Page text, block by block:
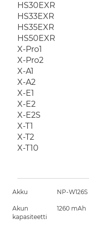
HS30EXR
HS33EXR
HS35EXR
HS50EXR
X-Pro1
X-Pro2
X-A1
X-A2
X-E1
X-E2
X-E2S
X-T1
X-T2
X-T10
Akku NP-W126S
Akun
kapasiteetti
1260 mAh